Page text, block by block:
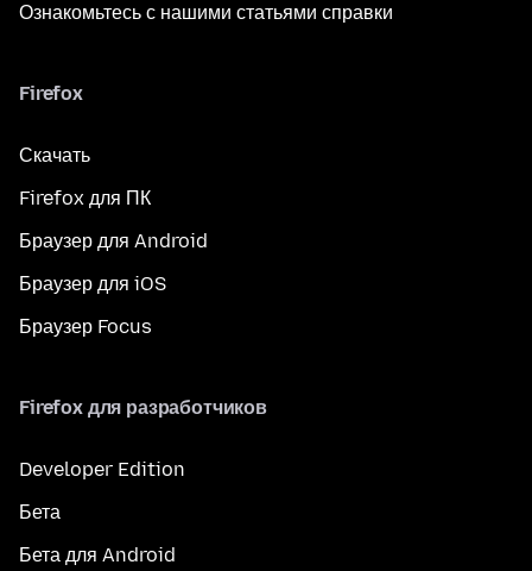
Ознакомьтесь с нашими статьями справки
Firefox
Скачать
Firefox для ПК
Браузер для Android
Браузер для iOS
Браузер Focus
Firefox для разработчиков
Developer Edition
Бета
Бета для Android